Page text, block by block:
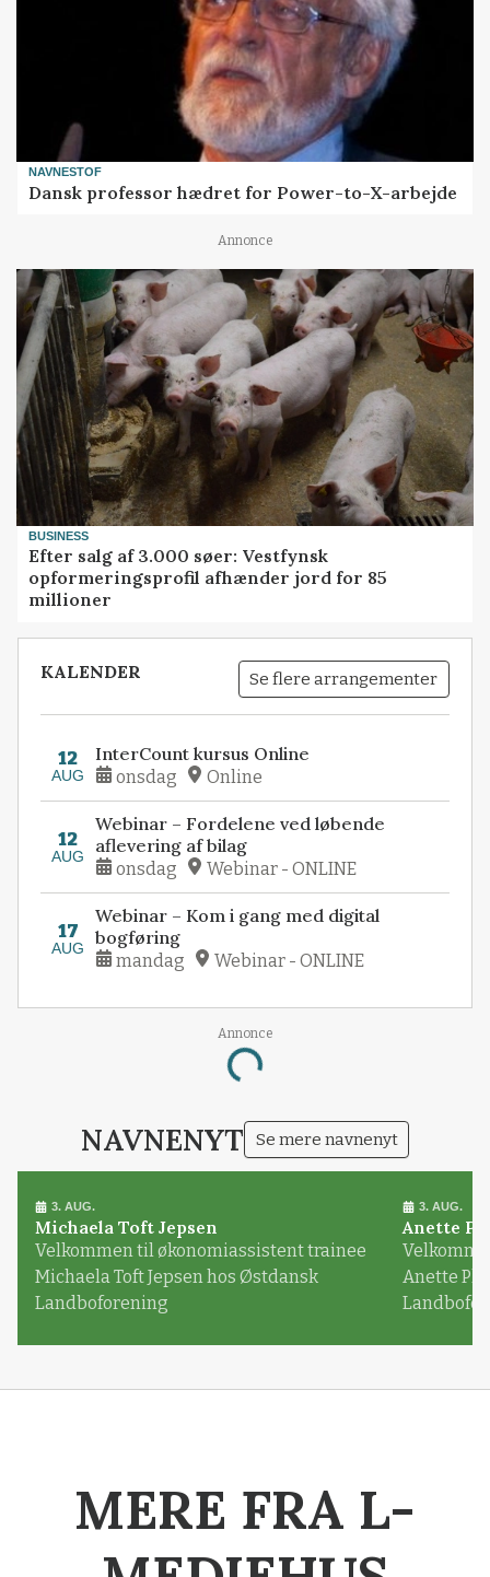
NAVNESTOF
Dansk professor hædret for Power-to-X-arbejde
Annonce
BUSINESS
Efter salg af 3.000 søer: Vestfynsk
opformeringsprofil afhænder jord for 85
millioner
KALENDER Se flere arrangementer
12
AUG
InterCount kursus Online
onsdag Online
12
AUG
Webinar – Fordelene ved løbende
aflevering af bilag
onsdag Webinar - ONLINE
17
AUG
Webinar – Kom i gang med digital
bogføring
mandag Webinar - ONLINE
Annonce
Loading...
NAVNENYT Se mere navnenyt
3. AUG.
Michaela Toft Jepsen
Velkommen til økonomiassistent trainee
Michaela Toft Jepsen hos Østdansk
Landboforening
3. AUG.
Anette
Anette
MERE FRA L-